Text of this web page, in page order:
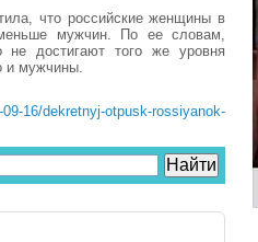
что российские женщины в
мужчин. По ее словам,
не достигают того же уровня
и мужчины.
16/dekretnyj-otpusk-rossiyanok-